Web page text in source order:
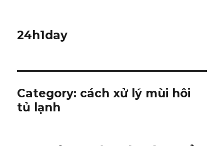
24h1day
Category: cách xử lý mùi hôi
tủ lạnh